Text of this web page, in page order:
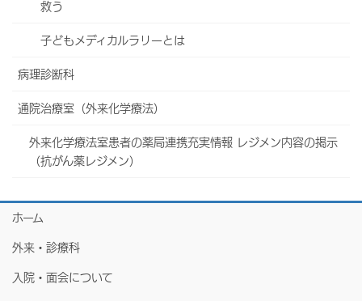
救う
子どもメディカルラリーとは
病理診断科
通院治療室（外来化学療法）
外来化学療法室患者の薬局連携充実情報 レジメン内容の掲示
（抗がん薬レジメン）
ホーム
外来・診療科
入院・面会について